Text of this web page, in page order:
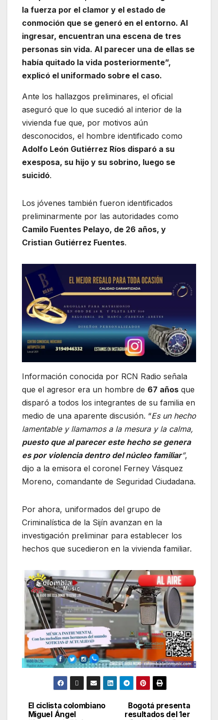
la fuerza por el clamor y el estado de
conmoción que se generó en el entorno. Al
ingresar, encuentran una escena de tres
personas sin vida. Al parecer una de ellas se
había quitado la vida posteriormente”,
explicó el uniformado sobre el caso.
Ante los hallazgos preliminares, el oficial
aseguró que lo que sucedió al interior de la
vivienda fue que, por motivos aún
desconocidos, el hombre identificado como
Adolfo León Gutiérrez Ríos disparó a su
exesposa, su hijo y su sobrino, luego se
suicidó.
Los jóvenes también fueron identificados
preliminarmente por las autoridades como
Camilo Fuentes Pelayo, de 26 años, y
Cristian Gutiérrez Fuentes.
Información conocida por RCN Radio señala
que el agresor era un hombre de 67 años que
disparó a todos los integrantes de su familia en
medio de una aparente discusión. “Es un hecho
lamentable y llamamos a la mesura y la calma,
puesto que al parecer este hecho se genera
es por violencia dentro del núcleo familiar”,
dijo a la emisora el coronel Ferney Vásquez
Moreno, comandante de Seguridad Ciudadana.
Por ahora, uniformados del grupo de
Criminalística de la Sijín avanzan en la
investigación preliminar para establecer los
hechos que sucedieron en la vivienda familiar.
Bogotá presenta
resultados del 1er
El ciclista colombiano
Miguel Ángel